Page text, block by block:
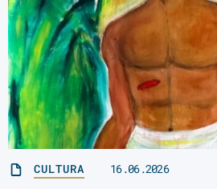
CULTURA 16.06.2026